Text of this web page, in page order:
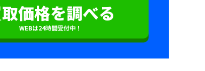
価格を調べる
WEBは24時間受付中！